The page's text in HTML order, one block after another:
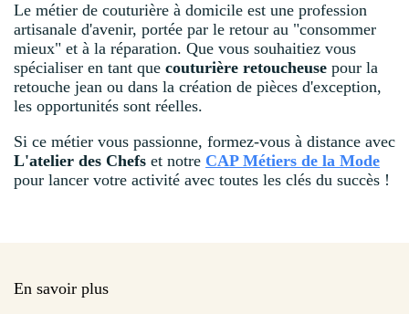
Le métier de couturière à domicile est une profession
artisanale d'avenir, portée par le retour au "consommer
mieux" et à la réparation. Que vous souhaitiez vous
spécialiser en tant que couturière retoucheuse pour la
retouche jean ou dans la création de pièces d'exception,
les opportunités sont réelles.
Si ce métier vous passionne, formez-vous à distance avec
L'atelier des Chefs et notre CAP Métiers de la Mode
pour lancer votre activité avec toutes les clés du succès !
En savoir plus